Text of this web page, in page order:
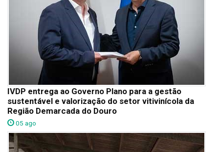
IVDP entrega ao Governo Plano para a gestão
sustentável e valorização do setor vitivinícola da
Região Demarcada do Douro
05 ago